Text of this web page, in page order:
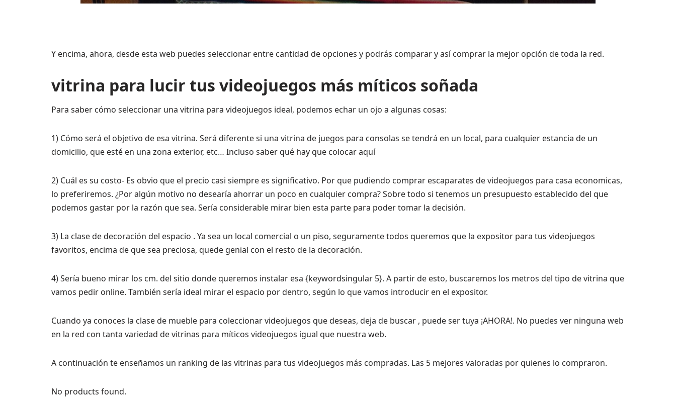
Y encima, ahora, desde esta web puedes seleccionar entre cantidad de opciones y podrás comparar y así comprar la mejor opción de toda la red.
vitrina para lucir tus videojuegos más míticos soñada
Para saber cómo seleccionar una vitrina para videojuegos ideal, podemos echar un ojo a algunas cosas:
1) Cómo será el objetivo de esa vitrina. Será diferente si una vitrina de juegos para consolas se tendrá en un local, para cualquier estancia de un
domicilio, que esté en una zona exterior, etc… Incluso saber qué hay que colocar aquí
2) Cuál es su costo- Es obvio que el precio casi siempre es significativo. Por que pudiendo comprar escaparates de videojuegos para casa economicas,
lo preferiremos. ¿Por algún motivo no desearía ahorrar un poco en cualquier compra? Sobre todo si tenemos un presupuesto establecido del que
podemos gastar por la razón que sea. Sería considerable mirar bien esta parte para poder tomar la decisión.
3) La clase de decoración del espacio . Ya sea un local comercial o un piso, seguramente todos queremos que la expositor para tus videojuegos
favoritos, encima de que sea preciosa, quede genial con el resto de la decoración.
4) Sería bueno mirar los cm. del sitio donde queremos instalar esa {keywordsingular 5}. A partir de esto, buscaremos los metros del tipo de vitrina que
vamos pedir online. También sería ideal mirar el espacio por dentro, según lo que vamos introducir en el expositor.
Cuando ya conoces la clase de mueble para coleccionar videojuegos que deseas, deja de buscar , puede ser tuya ¡AHORA!. No puedes ver ninguna web
en la red con tanta variedad de vitrinas para míticos videojuegos igual que nuestra web.
A continuación te enseñamos un ranking de las vitrinas para tus videojuegos más compradas. Las 5 mejores valoradas por quienes lo compraron.
No products found.